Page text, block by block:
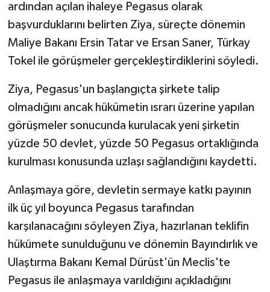
ardından açılan ihaleye Pegasus olarak
başvurduklarını belirten Ziya, süreçte dönemin
Maliye Bakanı Ersin Tatar ve Ersan Saner, Türkay
Tokel ile görüşmeler gerçekleştirdiklerini söyledi.
Ziya, Pegasus'un başlangıçta şirkete talip
olmadığını ancak hükümetin ısrarı üzerine yapılan
görüşmeler sonucunda kurulacak yeni şirketin
yüzde 50 devlet, yüzde 50 Pegasus ortaklığında
kurulması konusunda uzlaşı sağlandığını kaydetti.
Anlaşmaya göre, devletin sermaye katkı payının
ilk üç yıl boyunca Pegasus tarafından
karşılanacağını söyleyen Ziya, hazırlanan teklifin
hükümete sunulduğunu ve dönemin Bayındırlık ve
Ulaştırma Bakanı Kemal Dürüst'ün Meclis'te
Pegasus ile anlaşmaya varıldığını açıkladığını